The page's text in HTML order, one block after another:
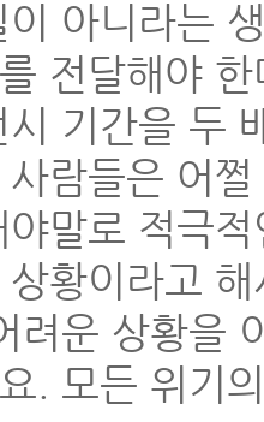
이 아니라는
전달해야
시 기간을 두
사람들은 어
야말로 적극
상황이라고
려운 상황을
. 모든 위기